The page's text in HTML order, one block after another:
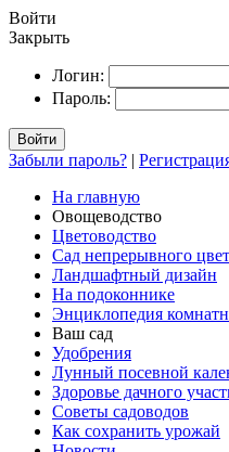
Войти
Закрыть
Логин:
Пароль:
Войти
Забыли пароль? |
На главную
Овощеводство
Цветоводство
Сад непрерывного
Ландшафтный дизайн
На подоконнике
Энциклопедия
Ваш сад
Удобрения
Лунный посевной
Здоровье дачного
Советы садоводов
Как сохранить урожай